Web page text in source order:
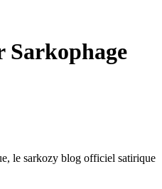
Sarkophage
le sarkozy blog officiel satirique